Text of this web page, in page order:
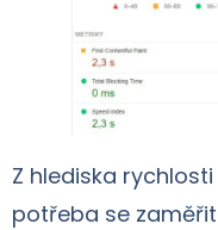
Z hlediska
potřeba se